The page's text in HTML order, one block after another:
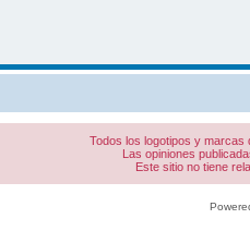
Todos los logotipos y marcas
Las opiniones
Este sitio no tiene